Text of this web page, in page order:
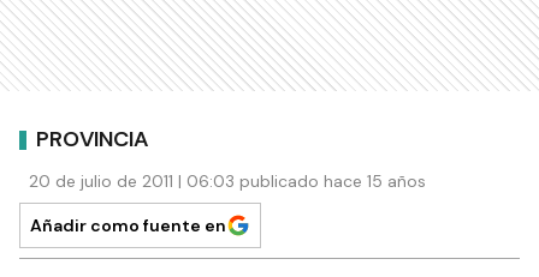
PROVINCIA
20 de julio de 2011 | 06:03 publicado hace 15 años
Añadir como fuente en